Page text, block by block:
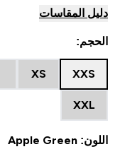
دليل المقاسات
الحجم:
XXS
XS
XXL
اللون: Apple Green